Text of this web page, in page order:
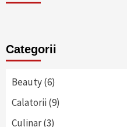
Categorii
Beauty(6)
Calatorii(9)
Culinar(3)